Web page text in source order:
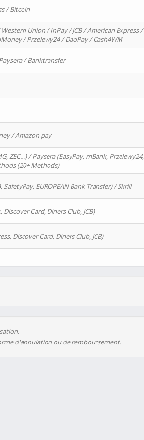
/ Bitcoin
Union / InPay / JCB / American Express /
/ Przelewy24 / DaoPay / Cash4WM
/ Banktransfer
/ Amazon pay
ZEC…) / Paysera (EasyPay, mBank, Przelewy24,
(20+ Methods)
EUROPEAN Bank Transfer) / Skrill
Card, Diners Club, JCB)
Discover Card, Diners Club, JCB)
d'annulation ou de remboursement.